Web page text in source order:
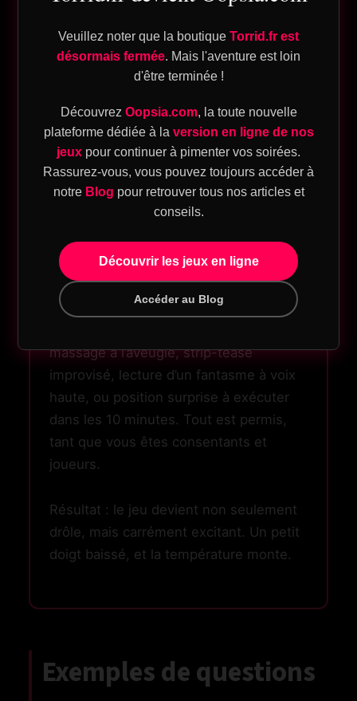
Et si jamais l’un d’entre vous termine sans
on ne laisse jamais une défaite impunie 😈
Voici la version hot du jeu : celui (ou
celle) qui n’a plus de doigt levé se voit
offrir… un gage bien mérité. Ça peut être
un
défi sexy, une punition coquine, ou
même une mission très spéciale à
accomplir dans la minute. À vous de
massage à l’aveugle, strip-tease
improvisé, lecture d’un fantasme à voix
haute, ou position surprise à exécuter
dans les 10 minutes. Tout est permis,
tant que vous êtes consentants et
joueurs.
Résultat : le jeu devient non seulement
drôle, mais carrément excitant. Un petit
doigt baissé, et la température monte.
Exemples de questions
Veuillez noter que la boutique Torrid.fr est
désormais fermée. Mais l'aventure est loin
d'être terminée !
Découvrez Oopsia.com, la toute nouvelle
plateforme dédiée à la version en ligne de nos
jeux pour continuer à pimenter vos soirées.
Rassurez-vous, vous pouvez toujours accéder à
notre Blog pour retrouver tous nos articles et
conseils.
Découvrir les jeux en ligne
Accéder au Blog